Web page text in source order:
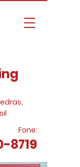
Fone:
8719